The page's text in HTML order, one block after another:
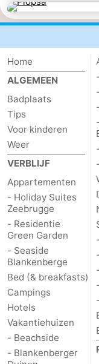
Holiday
Zeebrugge
-
Green
Garden
Seaside
Blankenberge
Bed
(&
breakfasts)
Campings
Hotels
Vakantiehuizen
-
Beachside
Blankenberger
Duinen
Center
Parcs
De
Haan
Last
minutes
Strand
Zien
&
Home
ALGEMEEN
Badplaats
Tips
Voor kinderen
Weer
VERBLIJF
Appartementen
- Holiday Suites
Zeebrugge
- Residentie
Green Garden
- Seaside
Blankenberge
Bed (& breakfasts)
Campings
Hotels
Vakantiehuizen
- Beachside
- Blankenberger
-